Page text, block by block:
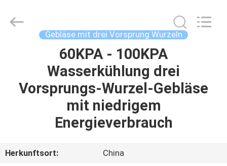
PRODUKTE
ÜBER
Machine
(Jiangsu)
Gebläse mit drei Vorsprung Wurzeln
60KPA - 100KPA
Wasserkühlung drei
Vorsprungs-Wurzel-Gebläse
mit niedrigem
Energieverbrauch
Herkunftsort:
China